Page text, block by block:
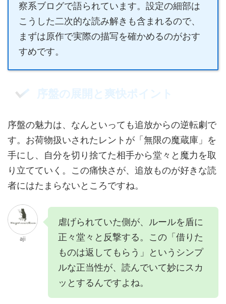
察系ブログで語られています。設定の細部は
こうした二次的な読み解きも含まれるので、
まずは原作で実際の描写を確かめるのがおす
すめです。
序盤の展開と爽快ポイント
序盤の魅力は、なんといっても追放からの逆転劇で
す。お荷物扱いされたレントが「無限の魔蔵庫」を
手にし、自分を切り捨てた相手から堂々と魔力を取
り立てていく。この痛快さが、追放ものが好きな読
者にはたまらないところですね。
aji
虐げられていた側が、ルールを盾に
正々堂々と反撃する。この「借りた
ものは返してもらう」というシンプ
ルな正当性が、読んでいて妙にスカ
ッとするんですよね。